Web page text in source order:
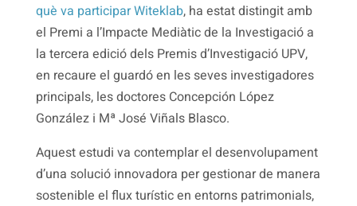
què va participar Witeklab, ha estat distingit amb
el Premi a l’Impacte Mediàtic de la Investigació a
la tercera edició dels Premis d’Investigació UPV,
en recaure el guardó en les seves investigadores
principals, les doctores Concepción López
González i Mª José Viñals Blasco.
Aquest estudi va contemplar el desenvolupament
d’una solució innovadora per gestionar de manera
sostenible el flux turístic en entorns patrimonials,